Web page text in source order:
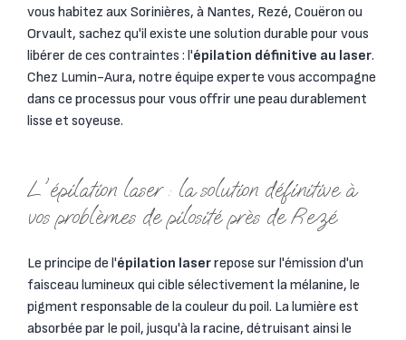
vous habitez aux Sorinières, à Nantes, Rezé, Couëron ou
Orvault, sachez qu'il existe une solution durable pour vous
libérer de ces contraintes : l'épilation définitive au laser.
Chez Lumin-Aura, notre équipe experte vous accompagne
dans ce processus pour vous offrir une peau durablement
lisse et soyeuse.
L'épilation laser : la solution définitive à
vos problèmes de pilosité près de Rezé
Le principe de l'épilation laserrepose sur l'émission d'un
faisceau lumineux qui cible sélectivement la mélanine, le
pigment responsable de la couleur du poil. La lumière est
absorbée par le poil, jusqu'à la racine, détruisant ainsi le